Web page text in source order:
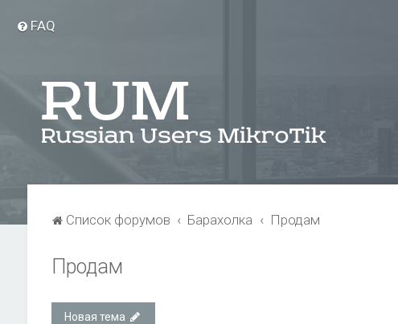
FAQ
Список форумов Барахолка Продам
Продам
Новая тема